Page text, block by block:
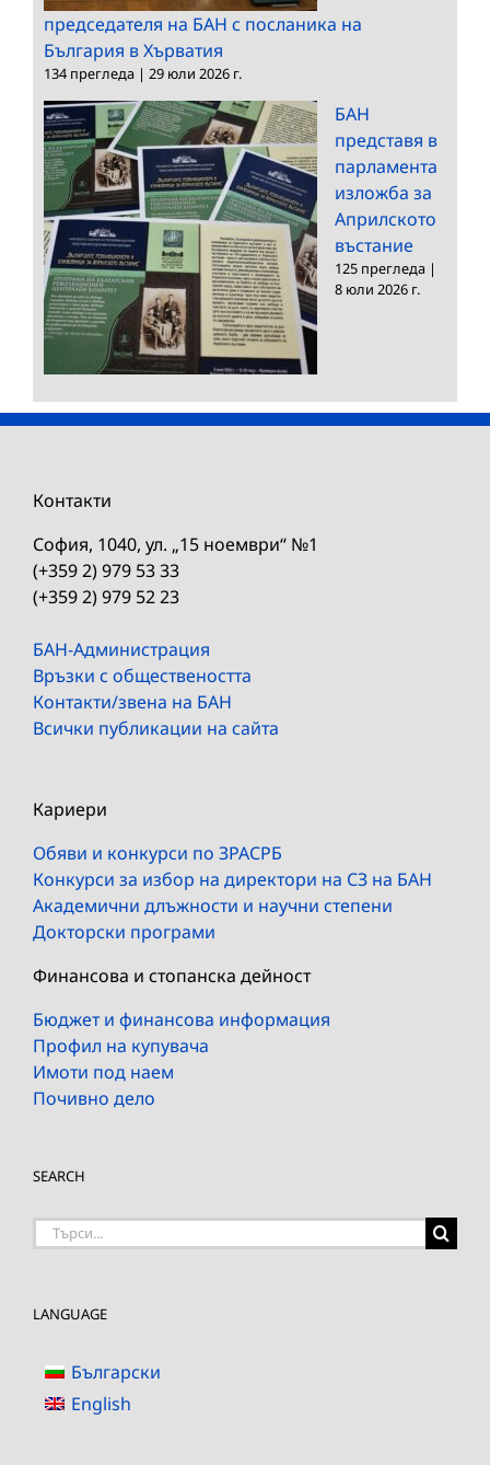
председателя на БАН с посланика на
България в Хърватия
134 прегледа | 29 юли 2026 г.
БАН
представя в
парламента
изложба за
Априлското
въстание
125 прегледа |
8 юли 2026 г.
Контакти
София, 1040, ул. „15 ноември“ №1
(+359 2) 979 53 33
(+359 2) 979 52 23
БАН-Администрация
Връзки с обществеността
Контакти/звена на БАН
Всички публикации на сайта
Кариери
Обяви и конкурси по ЗРАСРБ
Конкурси за избор на директори на СЗ на БАН
Академични длъжности и научни степени
Докторски програми
Финансова и стопанска дейност
Бюджет и финансова информация
Профил на купувача
Имоти под наем
Почивно дело
SEARCH
Търсене
LANGUAGE
Български
English